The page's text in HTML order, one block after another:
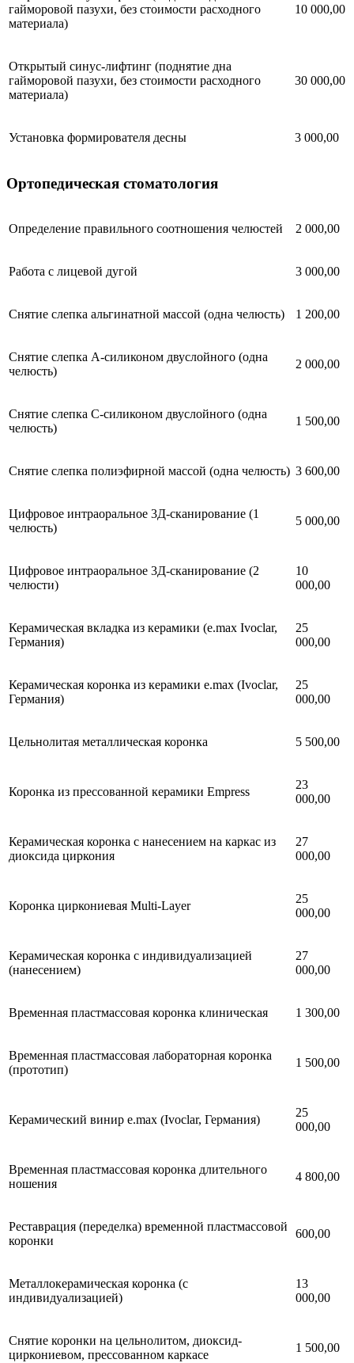
гайморовой пазухи, без стоимости расходного
материала)
10 000,00
Открытый синус-лифтинг (поднятие дна
гайморовой пазухи, без стоимости расходного
материала)
30 000,00
Установка формирователя десны 3 000,00
Ортопедическая стоматология
Определение правильного соотношения челюстей 2 000,00
Работа с лицевой дугой 3 000,00
Снятие слепка альгинатной массой (одна челюсть) 1 200,00
Снятие слепка А-силиконом двуслойного (одна
челюсть)
2 000,00
Снятие слепка С-силиконом двуслойного (одна
челюсть)
1 500,00
Снятие слепка полиэфирной массой (одна челюсть) 3 600,00
Цифровое интраоральное 3Д-сканирование (1
челюсть)
5 000,00
Цифровое интраоральное 3Д-сканирование (2
челюсти)
10
000,00
Керамическая вкладка из керамики (e.max Ivoclar,
Германия)
25
000,00
Керамическая коронка из керамики e.max (Ivoclar,
Германия)
25
000,00
Цельнолитая металлическая коронка 5 500,00
Коронка из прессованной керамики Empress
23
000,00
Керамическая коронка с нанесением на каркас из
диоксида циркония
27
000,00
Коронка циркониевая Multi-Layer
25
000,00
Керамическая коронка с индивидуализацией
(нанесением)
27
000,00
Временная пластмассовая коронка клиническая 1 300,00
Временная пластмассовая лабораторная коронка
(прототип)
1 500,00
Керамический винир e.max (Ivoclar, Германия)
25
000,00
Временная пластмассовая коронка длительного
ношения
4 800,00
Реставрация (переделка) временной пластмассовой
коронки
600,00
Металлокерамическая коронка (с
индивидуализацией)
13
000,00
Снятие коронки на цельнолитом, диоксид-
циркониевом, прессованном каркасе
1 500,00